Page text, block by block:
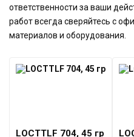
ответственности за ваши
работ всегда сверяйтесь с
материалов и оборудования.
LOCTTLF 704, 45 гр